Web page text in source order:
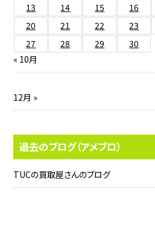
13
14 15 16
20
21 22 23
27
28 29
30
« 10月
12月 »
過去のブログ（アメブロ）
TUCの買取屋さんのブログ